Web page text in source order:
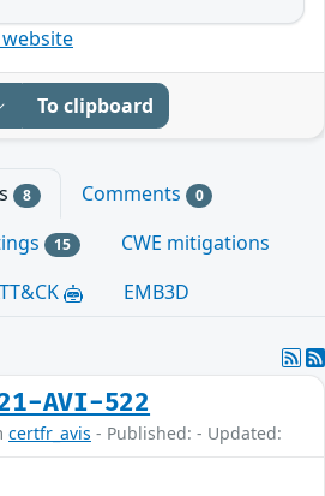
To clipboard
8 Comments 0
15
CWE mitigations
EMB3D
AVI-522
certfr_avis - Published: - Updated: